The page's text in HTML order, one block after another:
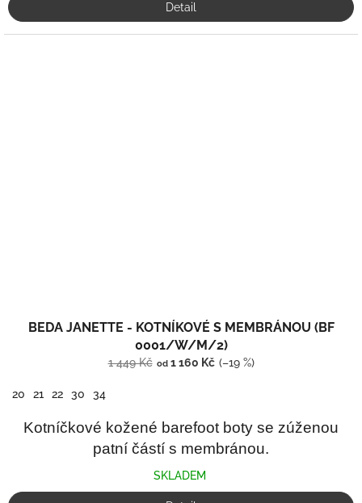
Detail
BEDA JANETTE - KOTNÍKOVÉ S MEMBRÁNOU (BF
0001/W/M/2)
1 449 Kč od1 160 Kč (–19 %)
20 21 22 30 34
Kotníčkové kožené barefoot boty se zúženou
patní částí s membránou.
SKLADEM